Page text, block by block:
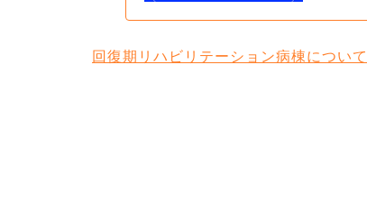
回復期リハビリテーション病棟につい